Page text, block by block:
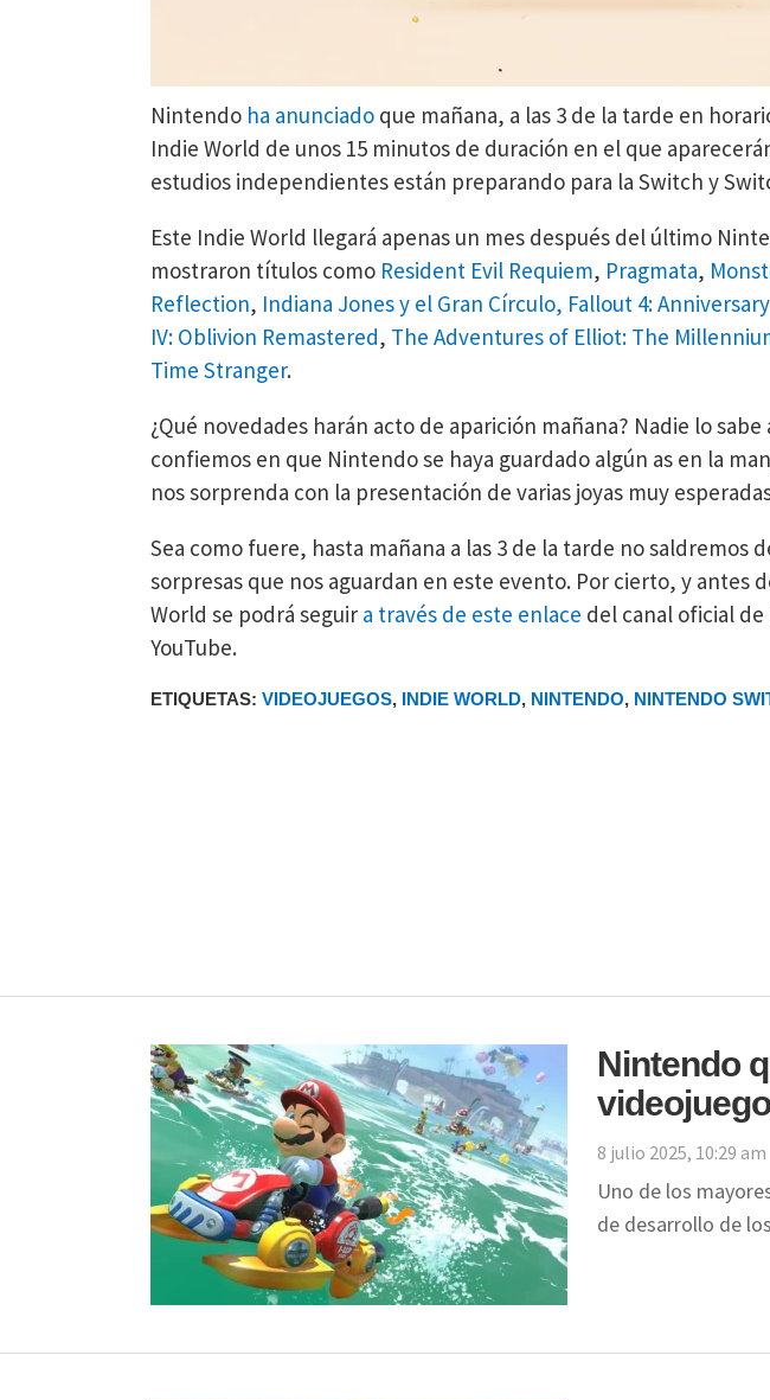
Nintendo ha anunciado que mañana, a las 3 de la tarde en
Indie World de unos 15 minutos de duración en el que
estudios independientes están preparando para la Switch y
Este Indie World llegará apenas un mes después del último
mostraron títulos como Resident Evil Requiem, Pragmata,
Reflection, Indiana Jones y el Gran Círculo, Fallout 4:
IV: Oblivion Remastered, The Adventures of Elliot: The
Time Stranger.
¿Qué novedades harán acto de aparición mañana? Nadie lo
confiemos en que Nintendo se haya guardado algún as en la
nos sorprenda con la presentación de varias joyas muy
Sea como fuere, hasta mañana a las 3 de la tarde no saldremos
sorpresas que nos aguardan en este evento. Por cierto, y antes
World se podrá seguir a través de este enlace del canal oficial
YouTube.
ETIQUETAS: VIDEOJUEGOS, INDIE WORLD, NINTENDO, NINTENDO
Nintendo
8 julio 2025, 10:29 am
Uno de los
de desarrollo de